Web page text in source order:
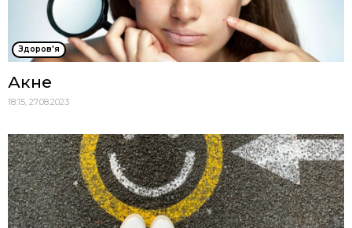
Здоров'я
Акне
18:15, 27.08.2023